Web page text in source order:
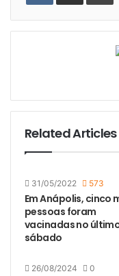
Related Articles
31/05/2022 573
Em Anápolis, cinco
pessoas foram
vacinadas no
sábado
26/08/2024 0